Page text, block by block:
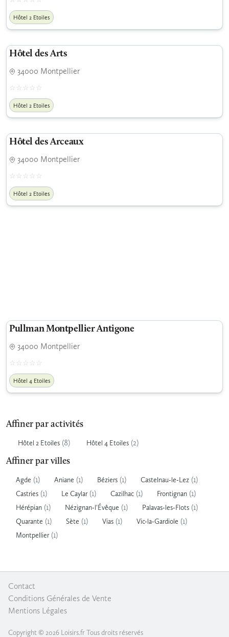
Affiner par activités
Hôtel 2 Etoiles (8) Hôtel 4 Etoiles (2)
Affiner par villes
Agde (1) Aniane (1) Béziers (1) Castelnau-le-Lez (1)
Castries (1) Le Caylar(1) Cazilhac (1) Frontignan (1)
Hérépian (1) Nézignan-l'Évêque (1) Palavas-les-Flots (1)
Quarante (1) Sète (1) Vias (1) Vic-la-Gardiole (1)
Montpellier(1)
Hôtel 2 Etoiles
Hôtel des Arts
34000 Montpellier
Hôtel 2 Etoiles
Hôtel des Arceaux
34000 Montpellier
Hôtel 2 Etoiles
Pullman Montpellier Antigone
34000 Montpellier
Hôtel 4 Etoiles
Contact
Conditions Générales de Vente
Mentions Légales
Copyright © 2026 Loisirs.fr Tous droits réservés